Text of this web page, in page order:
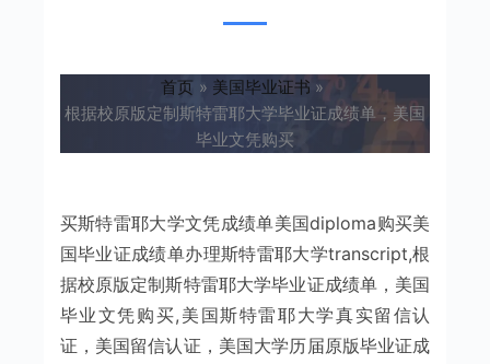
首页
美国毕业证书
根据校原版定制斯特雷耶大学毕业证成绩单，美国
毕业文凭购买
买斯特雷耶大学文凭成绩单美国diploma购买美
国毕业证成绩单办理斯特雷耶大学transcript,根
据校原版定制斯特雷耶大学毕业证成绩单，美国
毕业文凭购买,美国斯特雷耶大学真实留信认
证，美国留信认证，美国大学历届原版毕业证成